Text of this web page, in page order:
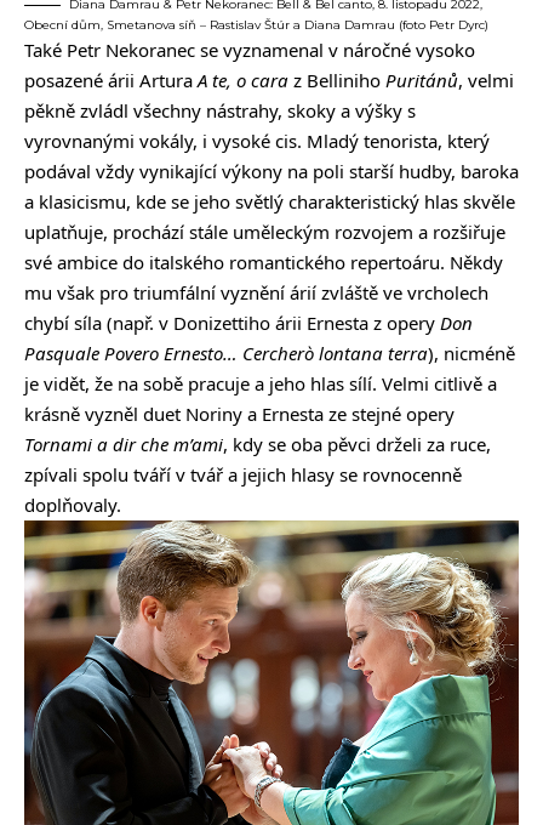
Diana Damrau & Petr Nekoranec: Bell & Bel canto, 8. listopadu 2022,
Obecní dům, Smetanova síň – Rastislav Štúr a Diana Damrau (foto Petr Dyrc)
Také Petr Nekoranec se vyznamenal v náročné vysoko
posazené árii ArturaA te, o cara z Belliniho Puritánů, velmi
pěkně zvládl všechny nástrahy, skoky a výšky s
vyrovnanými vokály, i vysoké cis. Mladý tenorista, který
podával vždy vynikající výkony na poli starší hudby, baroka
a klasicismu, kde se jeho světlý charakteristický hlas skvěle
uplatňuje, prochází stále uměleckým rozvojem a rozšiřuje
své ambice do italského romantického repertoáru. Někdy
mu však pro triumfální vyznění árií zvláště ve vrcholech
chybí síla (např. v Donizettiho árii Ernesta z opery Don
Pasquale Povero Ernesto… Cercherò lontana terra), nicméně
je vidět, že na sobě pracuje a jeho hlas sílí. Velmi citlivě a
krásně vyzněl duet Noriny a Ernesta ze stejné opery
Tornami a dir che m’ami, kdy se oba pěvci drželi za ruce,
zpívali spolu tváří v tvář a jejich hlasy se rovnocenně
doplňovaly.